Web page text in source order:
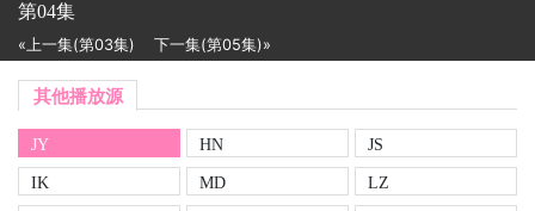
第04集
«上一集(第03集) 下一集(第05集)»
其他播放源
JY HN
JS
IK
MD
LZ